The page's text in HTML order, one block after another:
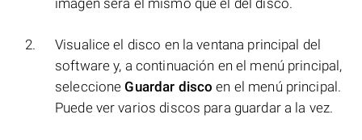
imagen será el mismo que el del disco.
Visualice el disco en la ventana principal del
software y, a continuación en el menú principal,
seleccioneGuardar disco en el menú principal.
Puede ver varios discos para guardar a la vez.